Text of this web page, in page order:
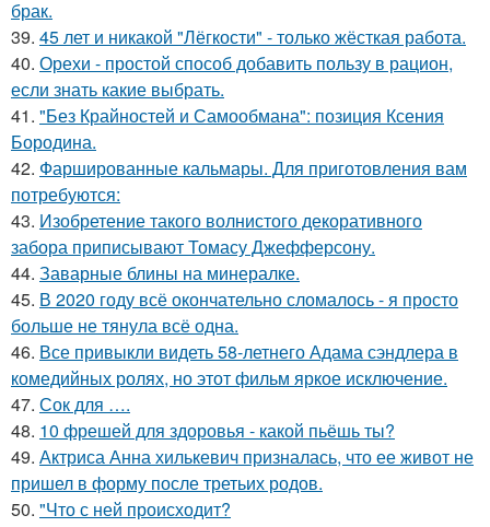
брак.
39. 45 лет и никакой "Лёгкости" - только жёсткая работа.
40. Орехи - простой способ добавить пользу в рацион,
если знать какие выбрать.
41. "Без Крайностей и Самообмана": позиция Ксения
Бородина.
42. Фаршированные кальмары. Для приготовления вам
потребуются:
43. Изобретение такого волнистого декоративного
забора приписывают Томасу Джефферсону.
44. Заварные блины на минералке.
45. В 2020 году всё окончательно сломалось - я просто
больше не тянула всё одна.
46. Все привыкли видеть 58-летнего Адама сэндлера в
комедийных ролях, но этот фильм яркое исключение.
47. Сок для ….
48. 10 фрешей для здоровья - какой пьёшь ты?
49. Актриса Анна хилькевич призналась, что ее живот не
пришел в форму после третьих родов.
50. "Что с ней происходит?